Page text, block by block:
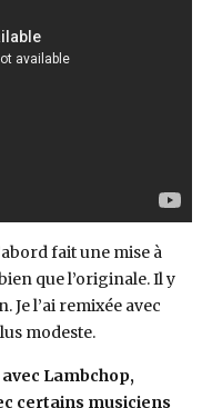
fait une mise à
que l’originale. Il y
Je l’ai remixée avec
modeste.
Lambchop,
certains musiciens